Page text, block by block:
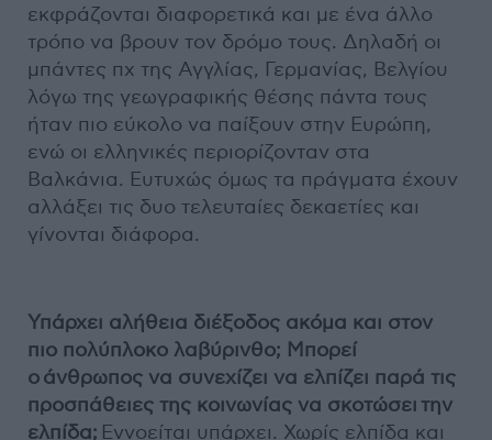
εκφράζονται διαφορετικά και με ένα άλλο
τρόπο να βρουν τον δρόμο τους. Δηλαδή οι
μπάντες πχ της Αγγλίας, Γερμανίας, Βελγίου
λόγω της γεωγραφικής θέσης πάντα τους
ήταν πιο εύκολο να παίξουν στην Ευρώπη,
ενώ οι ελληνικές περιορίζονταν στα
Βαλκάνια. Ευτυχώς όμως τα πράγματα έχουν
αλλάξει τις δυο τελευταίες δεκαετίες και
γίνονται διάφορα.
Υπάρχει αλήθεια διέξοδος ακόμα και στον
πιο πολύπλοκο λαβύρινθο; Μπορεί
οάνθρωπος να συνεχίζει να ελπίζει παρά τις
προσπάθειες της κοινωνίας να σκοτώσειτην
ελπίδα; Εννοείται υπάρχει. Χωρίς ελπίδα και